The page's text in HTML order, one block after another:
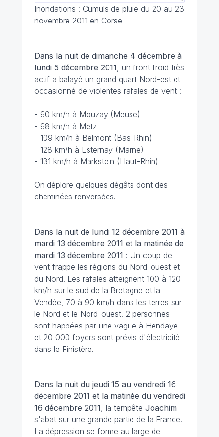
Inondations : Cumuls de pluie du 20 au 23
novembre 2011 en Corse
Dans la nuit de dimanche 4 décembre à
lundi 5 décembre 2011 , un front froid très
actif a balayé un grand quart Nord-est et
occasionné de violentes rafales de vent :
- 90 km/h à Mouzay (Meuse)
- 98 km/h à Metz
- 109 km/h à Belmont (Bas-Rhin)
- 128 km/h à Esternay (Marne)
- 131 km/h à Markstein (Haut-Rhin)
On déplore quelques dégâts dont des
cheminées renversées.
Dans la nuit de lundi 12 décembre 2011 à
mardi 13 décembre 2011 et la matinée de
mardi 13 décembre 2011 : Un coup de
vent frappe les régions du Nord-ouest et
du Nord. Les rafales atteignent 100 à 120
km/h sur le sud de la Bretagne et la
Vendée, 70 à 90 km/h dans les terres sur
le Nord et le Nord-ouest. 2 personnes
sont happées par une vague à Hendaye
et 20 000 foyers sont prévis d'électricité
dans le Finistère.
Dans la nuit du jeudi 15 au vendredi 16
décembre 2011 et la matinée du vendredi
16 décembre 2011 , la tempête Joachim
s'abat sur une grande partie de la France.
La dépression se forme au large de